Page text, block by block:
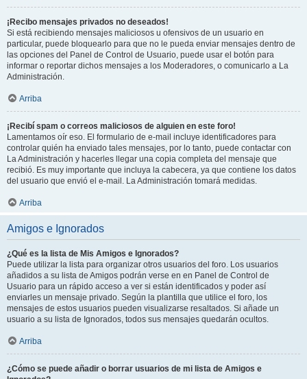
¡Recibo mensajes privados no deseados!
Si está recibiendo mensajes maliciosos u ofensivos de un usuario en
particular, puede bloquearlo para que no le pueda enviar mensajes dentro de
las opciones del Panel de Control de Usuario, puede usar el botón para
informar o reportar dichos mensajes a los Moderadores, o comunicarlo a La
Administración.
Arriba
¡Recibí spam o correos maliciosos de alguien en este foro!
Lamentamos oír eso. El formulario de e-mail incluye identificadores para
controlar quién ha enviado tales mensajes, por lo tanto, puede contactar con
La Administración y hacerles llegar una copia completa del mensaje que
recibió. Es muy importante que incluya la cabecera, ya que contiene los datos
del usuario que envió el e-mail. La Administración tomará medidas.
Arriba
Amigos e Ignorados
¿Qué es la lista de Mis Amigos e Ignorados?
Puede utilizar la lista para organizar otros usuarios del foro. Los usuarios
añadidos a su lista de Amigos podrán verse en en Panel de Control de
Usuario para un rápido acceso a ver si están identificados y poder así
enviarles un mensaje privado. Según la plantilla que utilice el foro, los
mensajes de estos usuarios pueden visualizarse resaltados. Si añade un
usuario a su lista de Ignorados, todos sus mensajes quedarán ocultos.
Arriba
¿Cómo se puede añadir o borrar usuarios de mi lista de Amigos e